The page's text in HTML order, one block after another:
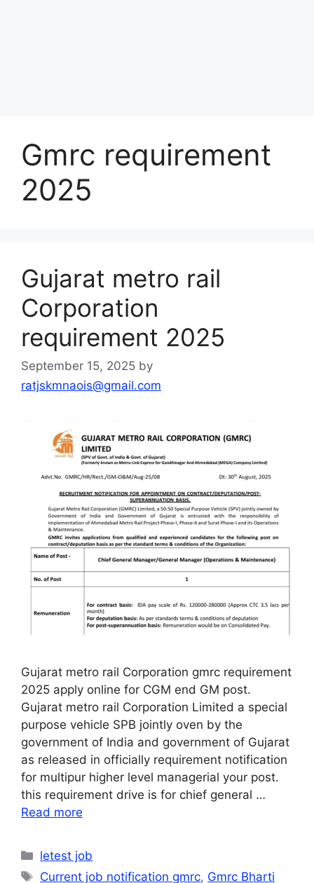
Gmrc requirement
2025
Gujarat metro rail
Corporation
requirement 2025
September 15, 2025 by
ratjskmnaois@gmail.com
Gujarat metro rail Corporation gmrc requirement
2025 apply online for CGM end GM post.
Gujarat metro rail Corporation Limited a special
purpose vehicle SPB jointly oven by the
government of India and government of Gujarat
as released in officially requirement notification
for multipur higher level managerial your post.
this requirement drive is for chief general …
Read more
Categories
letest job
Tags
Current job notification gmrc, Gmrc Bharti